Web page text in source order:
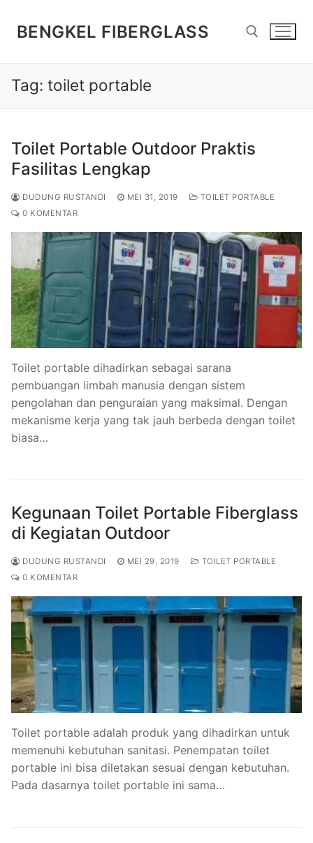
BENGKEL FIBERGLASS
Cari:
Tag: toilet portable
Toilet Portable Outdoor Praktis
Fasilitas Lengkap
DUDUNG RUSTANDI MEI 31, 2019
TOILET PORTABLE
0 KOMENTAR
Toilet portable dihadirkan sebagai sarana
pembuangan limbah manusia dengan sistem
pengolahan dan penguraian yang maksimal. Dengan
mekanisme kerja yang tak jauh berbeda dengan toilet
biasa…
Kegunaan Toilet Portable Fiberglass
di Kegiatan Outdoor
DUDUNG RUSTANDI MEI 29, 2019
TOILET PORTABLE
0 KOMENTAR
Toilet portable adalah produk yang dihadirkan untuk
memenuhi kebutuhan sanitasi. Penempatan toilet
portable ini bisa diletakan sesuai dengan kebutuhan.
Pada dasarnya toilet portable ini sama…